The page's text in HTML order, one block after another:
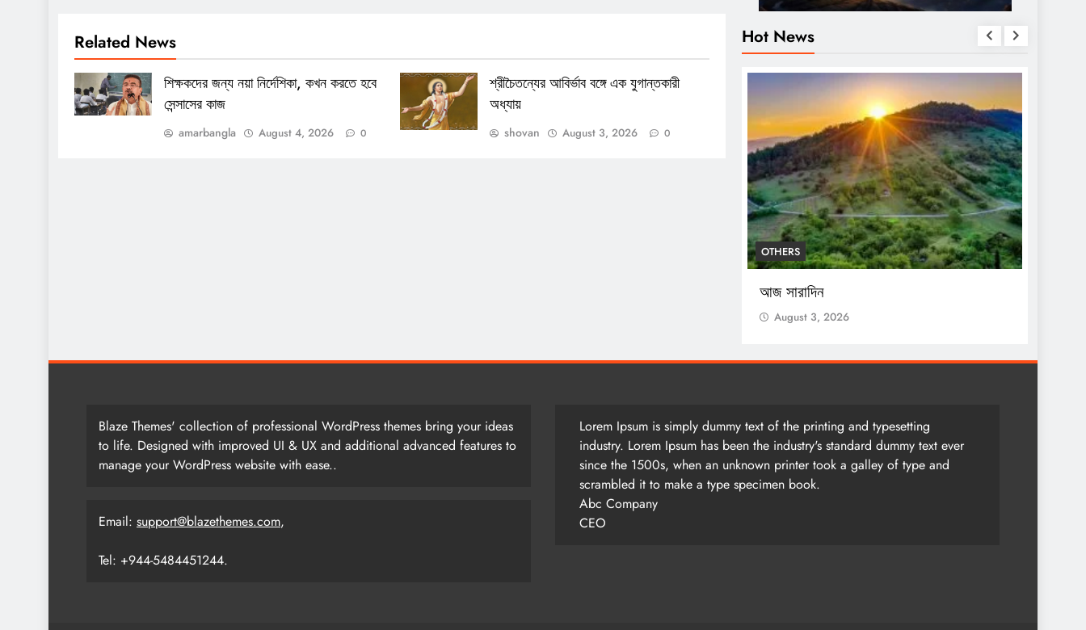
Related News
শিক্ষকদের জন্য নয়া নির্দেশিকা, কখন করতে হবে
সেন্সাসের কাজ
amarbangla August 4, 2026 0
শ্রীচৈতন্যের আবির্ভাব বঙ্গে এক যুগান্তকারী
অধ্যায়
shovan August 3, 2026 0
Hot News
OTHERS
আজ সারাদিন
August 3, 2026
Blaze Themes' collection of professional WordPress themes bring your ideas
to life. Designed with improved UI & UX and additional advanced features to
manage your WordPress website with ease..
Email: support@blazethemes.com,
Tel: +944-5484451244.
Lorem Ipsum is simply dummy text of the printing and typesetting
industry. Lorem Ipsum has been the industry's standard dummy text ever
since the 1500s, when an unknown printer took a galley of type and
scrambled it to make a type specimen book.
Abc Company
CEO